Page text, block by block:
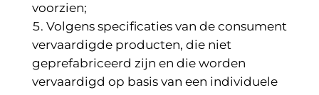
voorzien;
Volgens specificaties van de consument
vervaardigde producten, die niet
geprefabriceerd zijn en die worden
vervaardigd op basis van een individuele